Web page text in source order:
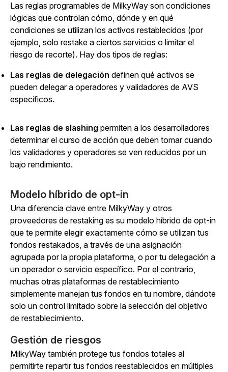
Las reglas programables de MilkyWay son condiciones
lógicas que controlan cómo, dónde y en qué
condiciones se utilizan los activos restablecidos (por
ejemplo, solo restake a ciertos servicios o limitar el
riesgo de recorte). Hay dos tipos de reglas:
Las reglas de delegación definen qué activos se
pueden delegar a operadores y validadores de AVS
específicos.
Las reglas de slashing permiten a los desarrolladores
determinar el curso de acción que deben tomar cuando
los validadores y operadores se ven reducidos por un
bajo rendimiento.
Modelo híbrido de opt-in
Una diferencia clave entre MilkyWay y otros
proveedores de restaking es su modelo híbrido de opt-in
que te permite elegir exactamente cómo se utilizan tus
fondos restakados, a través de una asignación
agrupada por la propia plataforma, o por tu delegación a
un operador o servicio específico. Por el contrario,
muchas otras plataformas de restablecimiento
simplemente manejan tus fondos en tu nombre, dándote
solo un control limitado sobre la selección del objetivo
de restablecimiento.
Gestión de riesgos
MilkyWay también protege tus fondos totales al
permitirte repartir tus fondos reestablecidos en múltiples